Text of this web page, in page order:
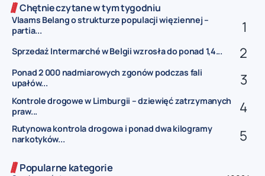
Chętnie czytane w tym tygodniu
Vlaams Belang o strukturze populacji więziennej –
partia...
Sprzedaż Intermarché w Belgii wzrosła do ponad 1,4...
Ponad 2 000 nadmiarowych zgonów podczas fali
upałów...
Kontrole drogowe w Limburgii – dziewięć zatrzymanych
praw...
Rutynowa kontrola drogowa i ponad dwa kilogramy
narkotyków...
Popularne kategorie